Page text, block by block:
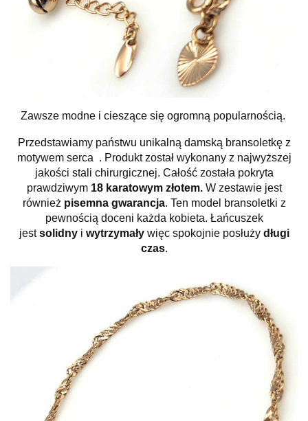
Zawsze modne i cieszące się ogromną popularnością.
Przedstawiamy państwu unikalną damską bransoletkę z
motywem serca . Produkt został wykonany z najwyższej
jakości stali chirurgicznej. Całość została pokryta
prawdziwym 18 karatowym złotem.W zestawie jest
również pisemna gwarancja. Ten model bransoletki z
pewnością doceni każda kobieta. Łańcuszek
jestsolidnyi wytrzymaływięc spokojnie posłuży długi
czas.